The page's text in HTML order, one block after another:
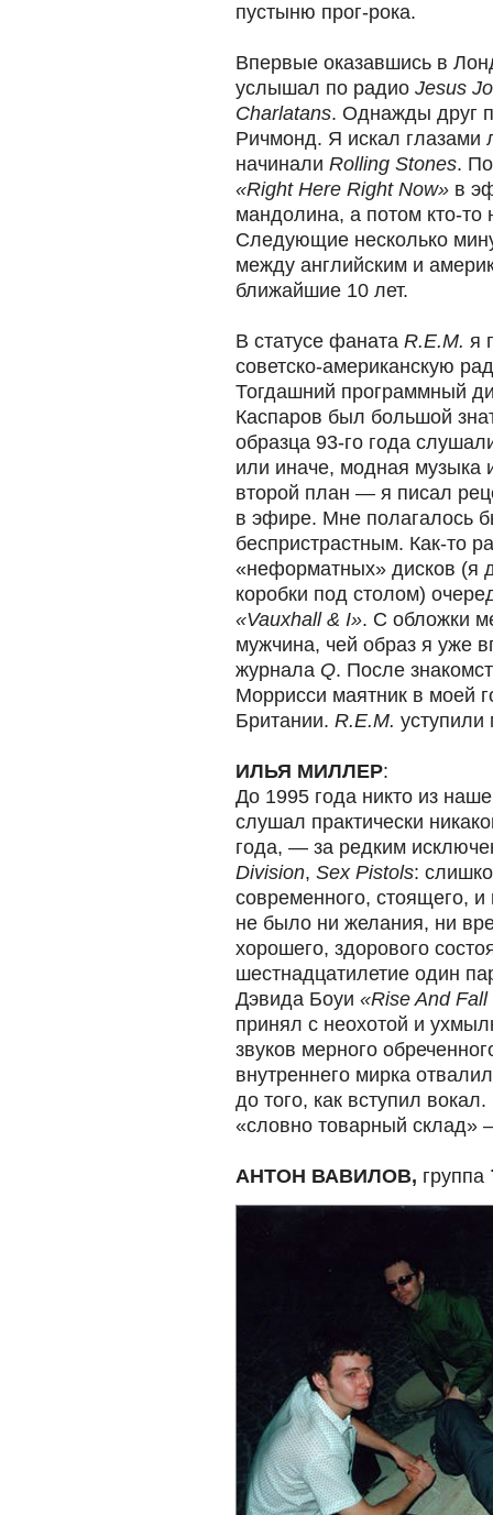
пустыню прог-рока.
Впервые оказавшись в
услышал по радио Jesus
Charlatans. Однажды друг
Ричмонд. Я искал глазами
начинали Rolling Stones.
«Right Here Right Now» в
мандолина, а потом кто-
Следующие несколько
между английским и
ближайшие 10 лет.
В статусе фаната R.E.M. я
советско-американскую
Тогдашний программный
Каспаров был большой
образца 93-го года
или иначе, модная музыка
второй план — я писал
в эфире. Мне полагалось
беспристрастным. Как-то
«неформатных» дисков (я
коробки под столом)
«Vauxhall & I». С обложки
мужчина, чей образ я уже
журнала Q. После
Моррисси маятник в моей
Британии. R.E.M.
ИЛЬЯ МИЛЛЕР:
До 1995 года никто из
слушал практически
года, — за редким
Division, Sex Pistols:
современного, стоящего,
не было ни желания, ни
хорошего, здорового
шестнадцатилетие один
Дэвида Боуи «Rise And
принял с неохотой и
звуков мерного
внутреннего мирка
до того, как вступил
«словно товарный склад»
АНТОН ВАВИЛОВ, группа